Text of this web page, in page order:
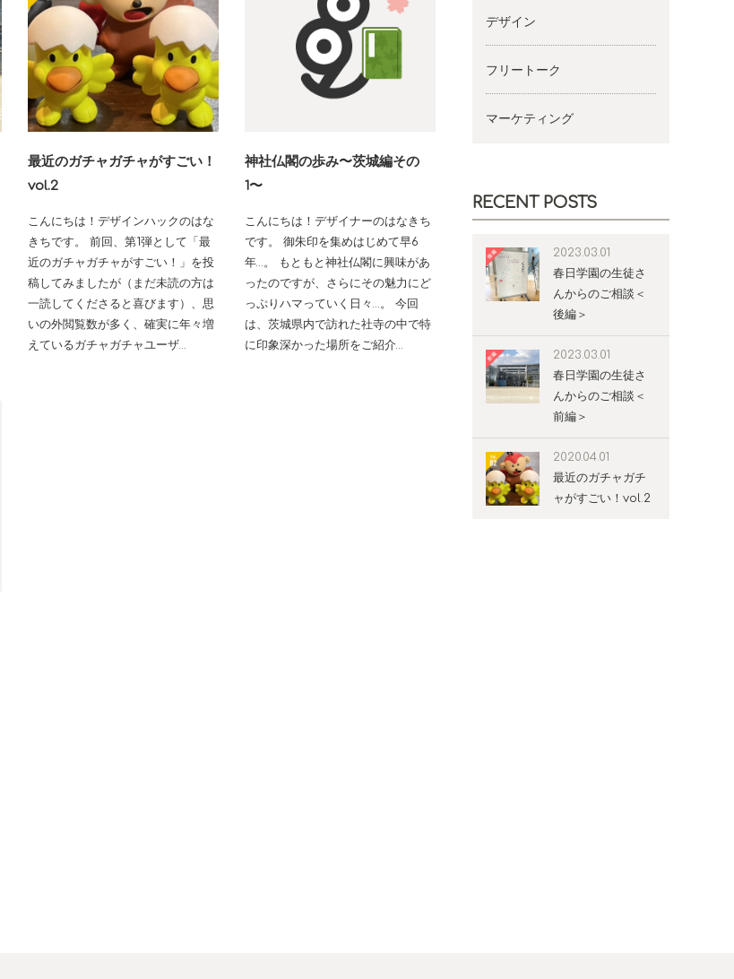
最近のガチャガチャがすごい！
vol.2
こんにちは！デザインハックのはな
きちです。 前回、第1弾として「最
近のガチャガチャがすごい！」を投
稿してみましたが（まだ未読の方は
一読してくださると喜びます）、思
いの外閲覧数が多く、確実に年々増
えているガチャガチャユーザ…
神社仏閣の歩み〜茨城編その
1〜
こんにちは！デザイナーのはなきち
です。 御朱印を集めはじめて早6
年…。 もともと神社仏閣に興味があ
ったのですが、さらにその魅力にど
っぷりハマっていく日々…。 今回
は、茨城県内で訪れた社寺の中で特
に印象深かった場所をご紹介…
デザイン
フリートーク
マーケティング
RECENT POSTS
2023.03.01
春日学園の生徒さ
んからのご相談＜
後編＞
2023.03.01
春日学園の生徒さ
んからのご相談＜
前編＞
2020.04.01
最近のガチャガチ
ャがすごい！vol.2